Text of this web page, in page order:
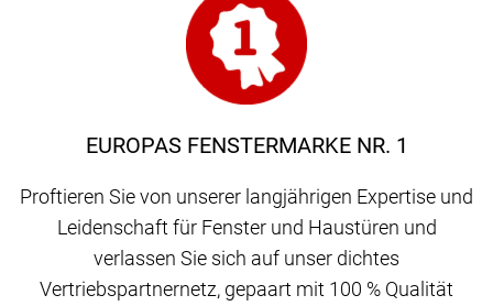
EUROPAS FENSTERMARKE NR. 1
Proftieren Sie von unserer langjährigen Expertise und
Leidenschaft für Fenster und Haustüren und
verlassen Sie sich auf unser dichtes
Vertriebspartnernetz, gepaart mit 100 % Qualität